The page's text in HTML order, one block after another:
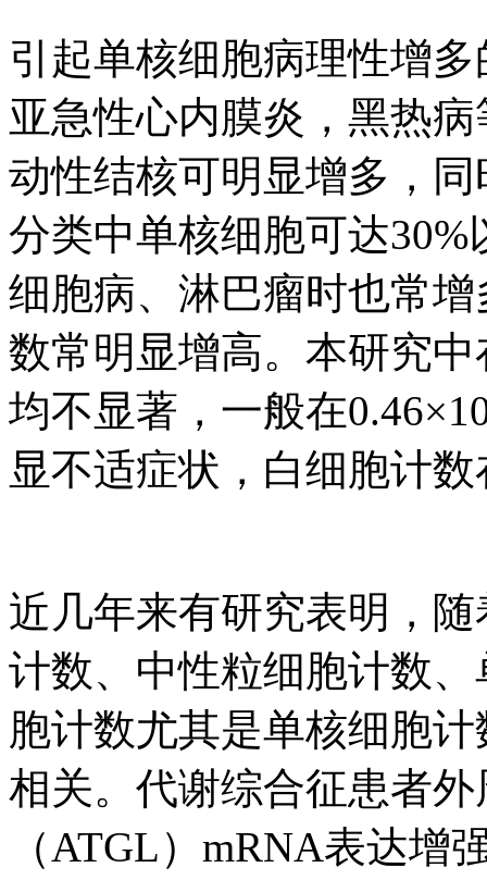
引起单核细胞病理性增
亚急性心内膜炎，黑热
动性结核可明显增多，
分类中单核细胞可达
细胞病、淋巴瘤时也常
数常明显增高。本研究
均不显著，一般在
显不适症状，白细胞计
近几年来有研究表明，
计数、中性粒细胞计数
胞计数尤其是单核细胞
相关。代谢综合征患者
（ATGL）mRNA表达增